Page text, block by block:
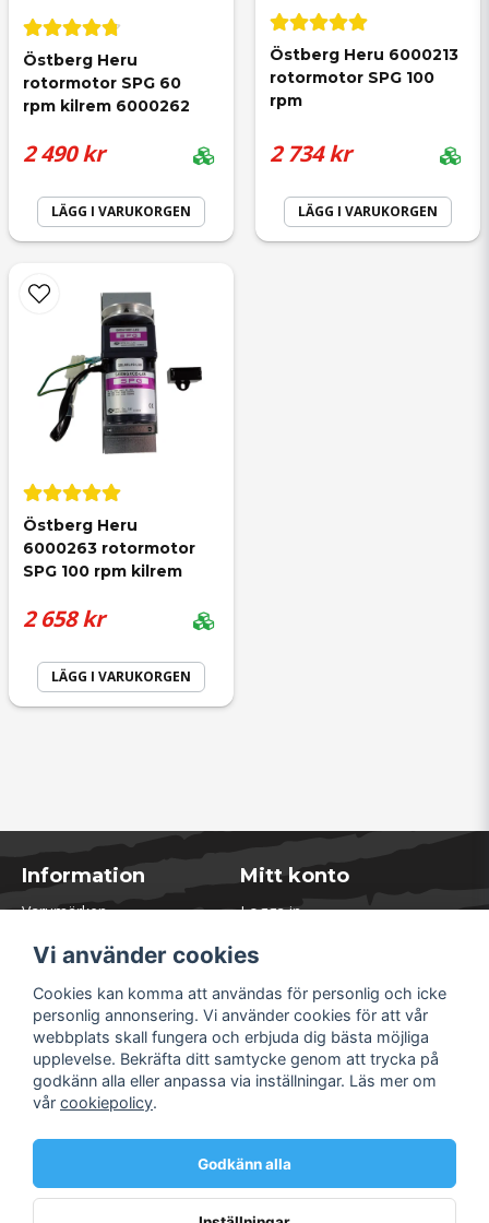
Östberg Heru
rotormotor SPG 60
rpm kilrem 6000262
2 490 kr
LÄGG I VARUKORGEN
Östberg Heru 6000213
rotormotor SPG 100
rpm
2 734 kr
LÄGG I VARUKORGEN
Östberg Heru
6000263 rotormotor
SPG 100 rpm kilrem
2 658 kr
LÄGG I VARUKORGEN
Information
Varumärken
Kontakta oss
Öppettider Lager
Om Soliduct
Soliduct & Ventilation.se
Informationssidor
Returer
Villkor & Policy
Mitt konto
Logga in
Glömt lösenord?
Säkra betalningar
Vi använder cookies
Cookies kan komma att användas för personlig och icke
personlig annonsering. Vi använder cookies för att vår
webbplats skall fungera och erbjuda dig bästa möjliga
upplevelse. Bekräfta ditt samtycke genom att trycka på
godkänn alla eller anpassa via inställningar. Läs mer om
vår cookiepolicy.
Godkänn alla